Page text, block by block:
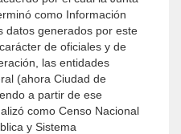
como Información
datos generados por este
de oficiales y de
las entidades
(ahora Ciudad de
a partir de ese
como Censo Nacional
y Sistema